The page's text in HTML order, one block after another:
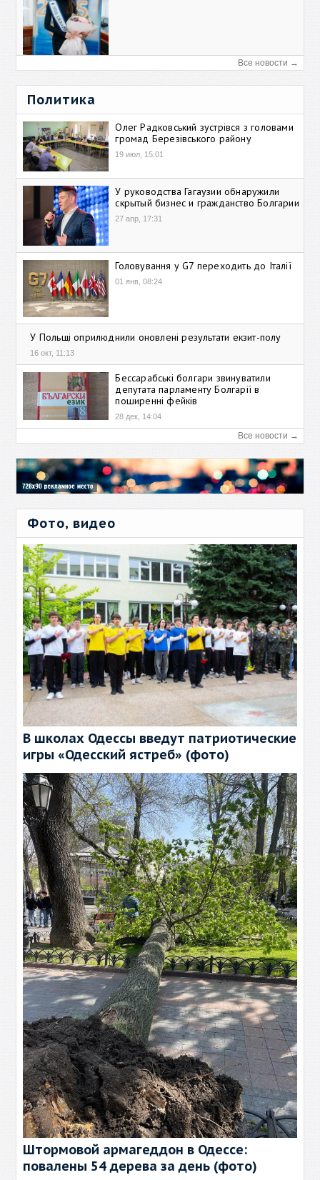
Все новости →
Политика
Олег Радковський зустрівся з головами
громад Березівського району
19 июл, 15:01
У руководства Гагаузии обнаружили
скрытый бизнес и гражданство Болгарии
27 апр, 17:31
Головування у G7 переходить до Італії
01 янв, 08:24
У Польщі оприлюднили оновлені результати екзит-полу
16 окт, 11:13
Бессарабські болгари звинуватили
депутата парламенту Болгарії в
поширенні фейків
28 дек, 14:04
Все новости →
Фото, видео
В школах Одессы введут патриотические
игры «Одесский ястреб» (фото)
Штормовой армагеддон в Одессе:
повалены 54 дерева за день (фото)